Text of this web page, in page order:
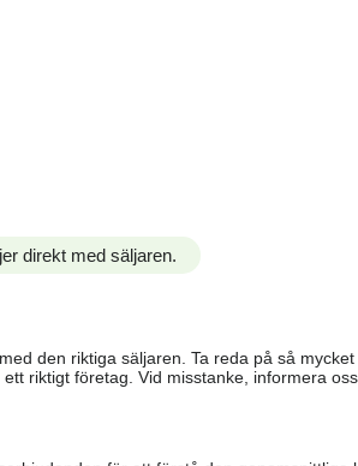
direkt med säljaren.
den riktiga säljaren. Ta reda på så
riktigt företag. Vid misstanke, informera